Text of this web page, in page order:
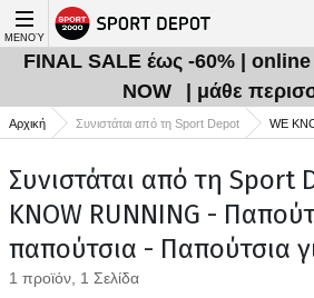
ΜΕΝΟΎ
FINAL SALE έως -60% |
NOW
| μάθε
Αρχική Συνιστάται από τη Sport Depot WE
Συνιστάται από τη Sport
KNOW RUNNING -
παπούτσια - Παπούτσια
1 προϊόν, 1 Σελίδα